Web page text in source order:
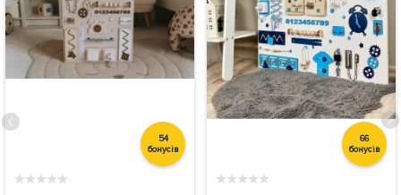
54
бонусів
★★★★★
66
бонусів
★★★★★